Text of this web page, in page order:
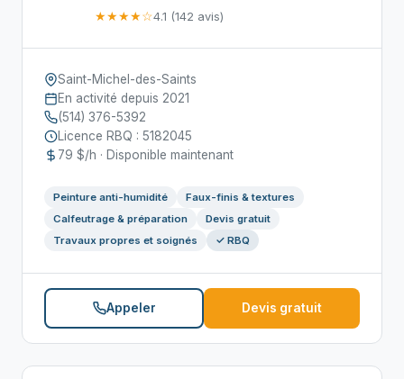
★★★★☆4.1 (142 avis)
Saint-Michel-des-Saints
En activité depuis 2021
(514) 376-5392
Licence RBQ : 5182045
79 $/h · Disponible maintenant
Peinture anti-humidité
Faux-finis & textures
Calfeutrage & préparation
Devis gratuit
Travaux propres et soignés
✓ RBQ
Appeler Devis gratuit